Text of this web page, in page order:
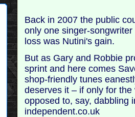
Back in 2007 the public
only one singer-
loss was Nutini's gain.
But as Gary and Robbie
sprint and here comes
shop-friendly tunes
deserves it – if only for
opposed to, say, dabbling
independent.co.uk